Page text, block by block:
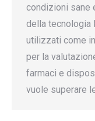
condizioni sane
della tecnologia
utilizzati come
per la
farmaci e
vuole superare